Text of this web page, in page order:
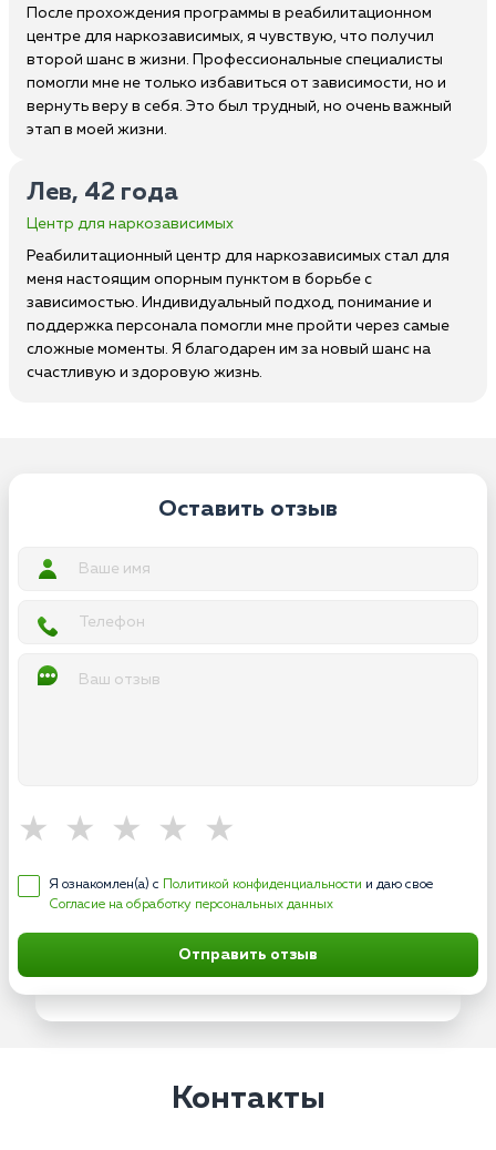
После прохождения программы в реабилитационном
центре для наркозависимых, я чувствую, что получил
второй шанс в жизни. Профессиональные специалисты
помогли мне не только избавиться от зависимости, но и
вернуть веру в себя. Это был трудный, но очень важный
этап в моей жизни.
Лев, 42 года
Центр для наркозависимых
Реабилитационный центр для наркозависимых стал для
меня настоящим опорным пунктом в борьбе с
зависимостью. Индивидуальный подход, понимание и
поддержка персонала помогли мне пройти через самые
сложные моменты. Я благодарен им за новый шанс на
счастливую и здоровую жизнь.
Оставить отзыв
Я ознакомлен(а) с Политикой конфиденциальности и даю свое
Согласие на обработку персональных данных
Отправить отзыв
Контакты